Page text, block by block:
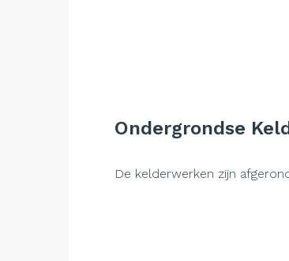
Ondergrondse
De kelderwerken zijn